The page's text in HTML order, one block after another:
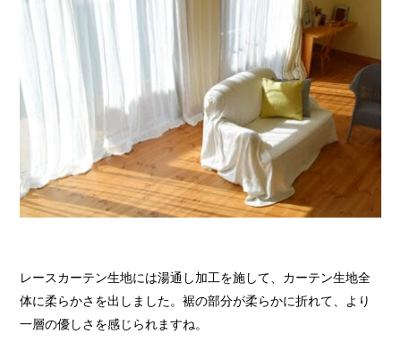
レースカーテン生地には湯通し加工を施して、カーテン生地全
体に柔らかさを出しました。裾の部分が柔らかに折れて、より
一層の優しさを感じられますね。